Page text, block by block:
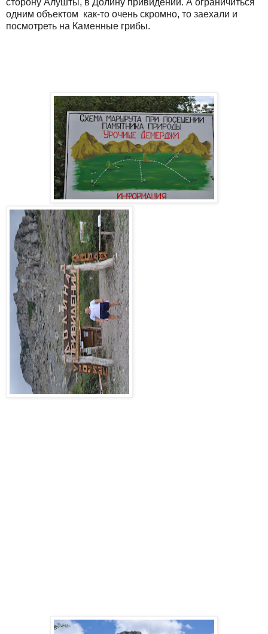
сторону Алушты, в Долину привидений. А ограничиться
одним объектом как-то очень скромно, то заехали и
посмотреть на Каменные грибы.